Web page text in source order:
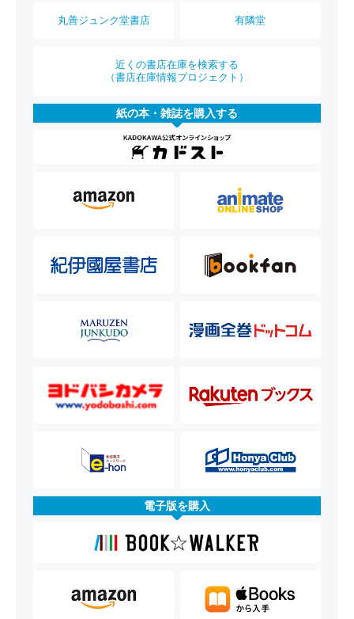
丸善ジュンク堂書店 有隣堂
近くの書店在庫を検索する
（書店在庫情報プロジェクト）
紙の本・雑誌を購入する
電子版を購入